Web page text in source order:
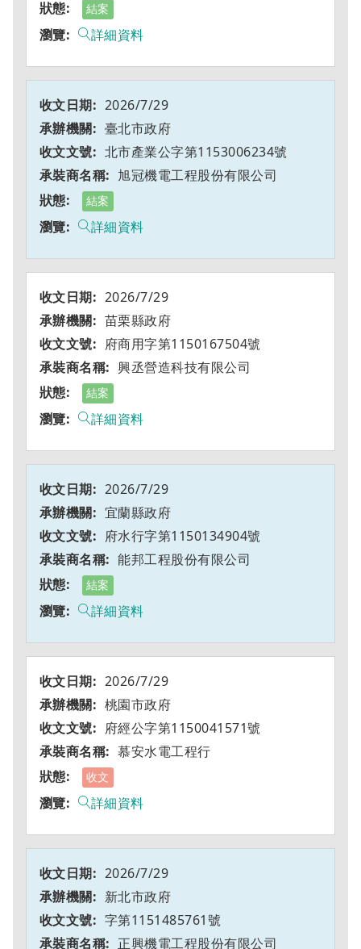
結案
詳細資料
2026/7/29
臺北市政府
北市產業公字第1153006234號
旭冠機電工程股份有限公司
結案
詳細資料
2026/7/29
苗栗縣政府
府商用字第1150167504號
興丞營造科技有限公司
結案
詳細資料
2026/7/29
宜蘭縣政府
府水行字第1150134904號
能邦工程股份有限公司
結案
詳細資料
2026/7/29
桃園市政府
府經公字第1150041571號
慕安水電工程行
收文
詳細資料
2026/7/29
新北市政府
字第1151485761號
正興機電工程股份有限公司